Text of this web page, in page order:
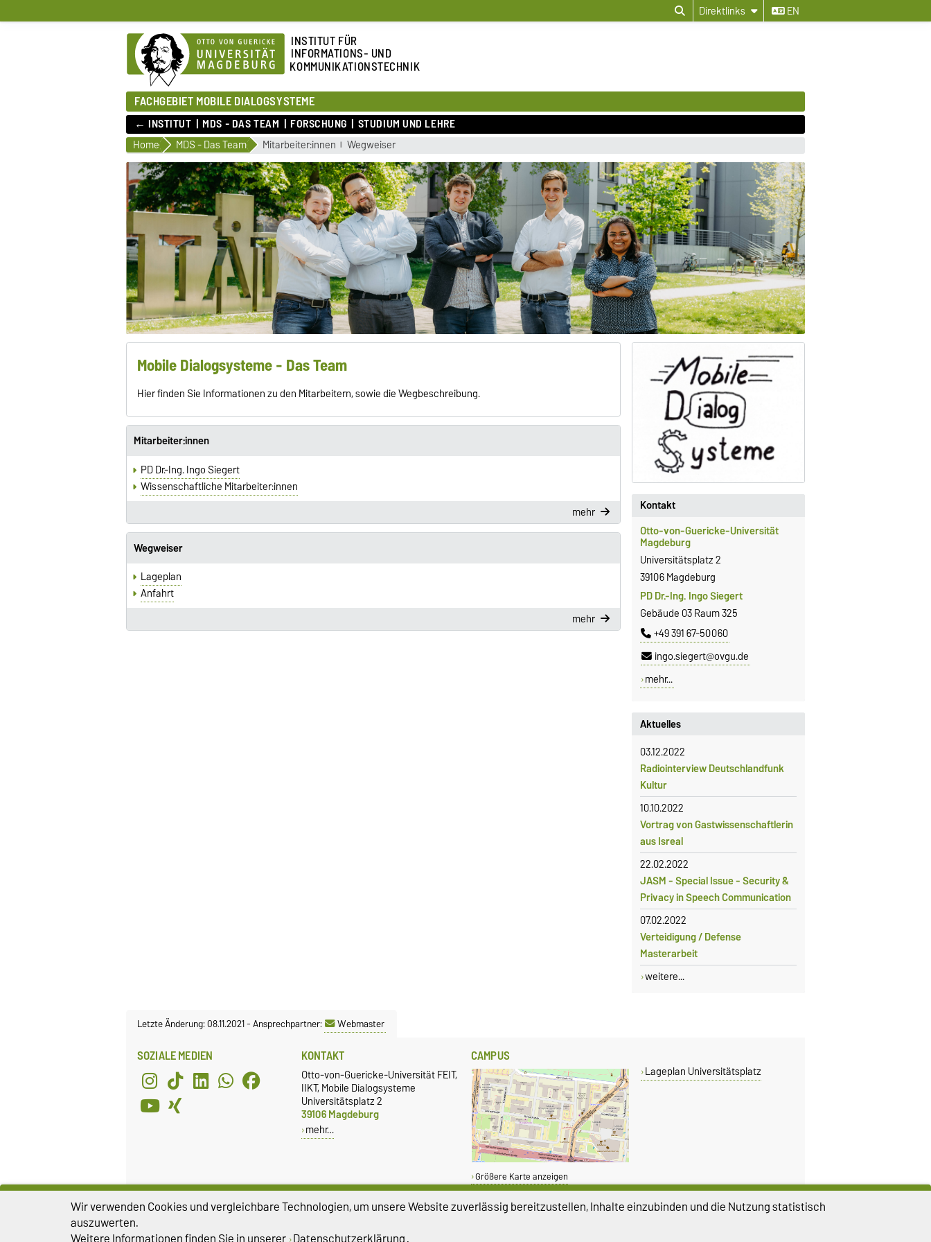
Direktlinks EN
INSTITUT FÜR
INFORMATIONS- UND
KOMMUNIKATIONSTECHNIK
FACHGEBIET MOBILE DIALOGSYSTEME
← INSTITUT MDS - DAS TEAM FORSCHUNG STUDIUM UND LEHRE
Home MDS - Das Team Mitarbeiter:innen Wegweiser
Mobile Dialogsysteme - Das Team
Hier finden Sie Informationen zu den Mitarbeitern, sowie die Wegbeschreibung.
Mitarbeiter:innen
PD Dr.-Ing. Ingo Siegert
Wissenschaftliche Mitarbeiter:innen
mehr
Wegweiser
Lageplan
Anfahrt
mehr
Aktuelles
03.12.2022
Radiointerview Deutschlandfunk
Kultur
10.10.2022
Vortrag von Gastwissenschaftlerin
aus Isreal
22.02.2022
JASM - Special Issue - Security &
Privacy in Speech Communication
07.02.2022
Verteidigung / Defense
Masterarbeit
weitere...
Kontakt
Otto-von-Guericke-Universität
Magdeburg
Universitätsplatz 2
39106 Magdeburg
PD Dr.-Ing. Ingo Siegert
Gebäude 03 Raum 325
+49 391 67-50060
ingo.siegert@ovgu.de
mehr...
Letzte Änderung: 08.11.2021-Ansprechpartner: Webmaster
SOZIALE MEDIEN KONTAKT
Otto-von-Guericke-Universität FEIT,
IIKT, Mobile Dialogsysteme
Universitätsplatz 2
39106 Magdeburg
mehr…
CAMPUS
Größere Karte anzeigen
Lageplan Universitätsplatz
DIESE SEITE
Wir verwenden Cookies und vergleichbare Technologien, um unsere Website zuverlässig bereitzustellen, Inhalte einzubinden und die Nutzung statistisch
auszuwerten.